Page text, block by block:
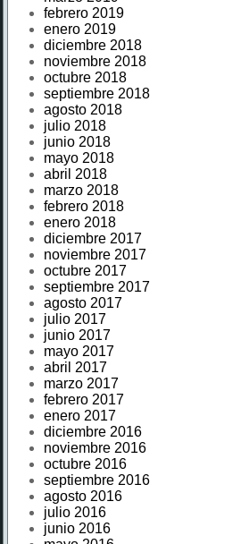
febrero 2019
enero 2019
diciembre 2018
noviembre 2018
octubre 2018
septiembre 2018
agosto 2018
julio 2018
junio 2018
mayo 2018
abril 2018
marzo 2018
febrero 2018
enero 2018
diciembre 2017
noviembre 2017
octubre 2017
septiembre 2017
agosto 2017
julio 2017
junio 2017
mayo 2017
abril 2017
marzo 2017
febrero 2017
enero 2017
diciembre 2016
noviembre 2016
octubre 2016
septiembre 2016
agosto 2016
julio 2016
junio 2016